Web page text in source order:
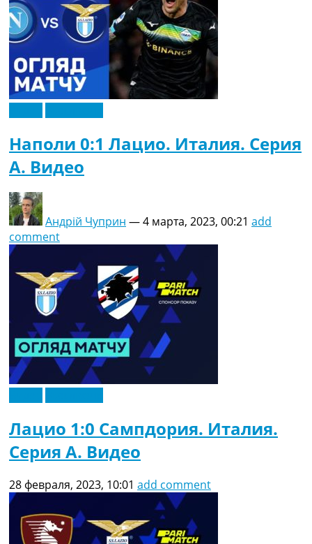
Наполи 0:1 Лацио. Италия. Серия
A. Видео
Андрій Чуприн —4 марта, 2023, 00:21 add
comment
Лацио 1:0 Сампдория. Италия.
Серия A. Видео
28 февраля, 2023, 10:01 add comment